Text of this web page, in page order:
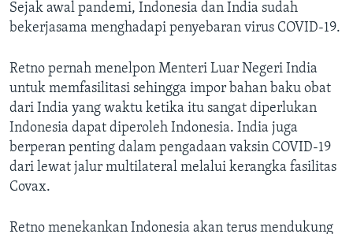
Sejak awal pandemi, Indonesia dan India sudah
bekerjasama menghadapi penyebaran virus COVID-19.
Retno pernah menelpon Menteri Luar Negeri India
untuk memfasilitasi sehingga impor bahan baku obat
dari India yang waktu ketika itu sangat diperlukan
Indonesia dapat diperoleh Indonesia. India juga
berperan penting dalam pengadaan vaksin COVID-19
dari lewat jalur multilateral melalui kerangka fasilitas
Covax.
Retno menekankan Indonesia akan terus mendukung